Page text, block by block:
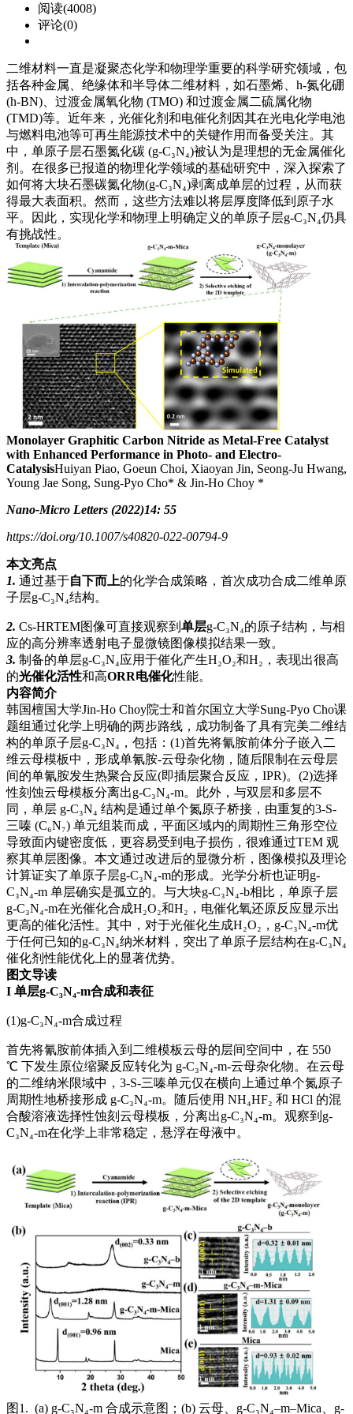
阅读(4008)
评论(0)
二维材料一直是凝聚态化学和物理学重要的科学研究领域，包
括各种金属、绝缘体和半导体二维材料，如石墨烯、h-氮化硼
(h-BN)、过渡金属氧化物 (TMO) 和过渡金属二硫属化物
(TMD)等。近年来，光催化剂和电催化剂因其在光电化学电池
与燃料电池等可再生能源技术中的关键作用而备受关注。其
中，单原子层石墨氮化碳 (g-C₃N₄)被认为是理想的无金属催化
剂。在很多已报道的物理化学领域的基础研究中，深入探索了
如何将大块石墨碳氮化物(g-C₃N₄)剥离成单层的过程，从而获
得最大表面积。然而，这些方法难以将层厚度降低到原子水
平。因此，实现化学和物理上明确定义的单原子层g-C₃N₄仍具
有挑战性。
Monolayer Graphitic Carbon Nitride as Metal-Free Catalyst
with Enhanced Performance in Photo- and Electro-
CatalysisHuiyan Piao, Goeun Choi, Xiaoyan Jin, Seong-Ju Hwang,
Young Jae Song, Sung-Pyo Cho* & Jin-Ho Choy *
Nano-Micro Letters (2022)14: 55
https://doi.org/10.1007/s40820-022-00794-9
本文亮点
1. 通过基于自下而上的化学合成策略，首次成功合成二维单原
子层g-C₃N₄结构。
2. Cs-HRTEM图像可直接观察到 单层g-C₃N₄的原子结构，与相
应的高分辨率透射电子显微镜图像模拟结果一致。
3. 制备的单层g-C₃N₄应用于催化产生H₂O₂和H₂，表现出很高
的光催化活性和高ORR电催化性能。
内容简介
韩国檀国大学Jin-Ho Choy院士和首尔国立大学Sung-Pyo Cho课
题组通过化学上明确的两步路线，成功制备了具有完美二维结
构的单原子层g-C₃N₄，包括：(1)首先将氰胺前体分子嵌入二
维云母模板中，形成单氰胺-云母杂化物，随后限制在云母层
间的单氰胺发生热聚合反应(即插层聚合反应，IPR)。(2)选择
性刻蚀云母模板分离出g-C₃N₄-m。此外，与双层和多层不
同，单层 g-C₃N₄ 结构是通过单个氮原子桥接，由重复的3-S-
三嗪 (C₆N₇) 单元组装而成，平面区域内的周期性三角形空位
导致面内键密度低，更容易受到电子损伤，很难通过TEM 观
察其单层图像。本文通过改进后的显微分析，图像模拟及理论
计算证实了单原子层g-C₃N₄-m的形成。光学分析也证明g-
C₃N₄-m 单层确实是孤立的。与大块g-C₃N₄-b相比，单原子层
g-C₃N₄-m在光催化合成H₂O₂和H₂，电催化氧还原反应显示出
更高的催化活性。其中，对于光催化生成H₂O₂，g-C₃N₄-m优
于任何已知的g-C₃N₄纳米材料，突出了单原子层结构在g-C₃N₄
催化剂性能优化上的显著优势。
图文导读
I 单层g-C₃N₄-m合成和表征
(1)g-C₃N₄-m合成过程
首先将氰胺前体插入到二维模板云母的层间空间中，在 550
℃ 下发生原位缩聚反应转化为 g-C₃N₄-m-云母杂化物。在云母
的二维纳米限域中，3-S-三嗪单元仅在横向上通过单个氮原子
周期性地桥接形成 g-C₃N₄-m。随后使用 NH₄HF₂ 和 HCl 的混
合酸溶液选择性蚀刻云母模板，分离出g-C₃N₄-m。观察到g-
C₃N₄-m在化学上非常稳定，悬浮在母液中。
图1. (a) g-C₃N₄-m 合成示意图；(b) 云母、g-C₃N₄–m–Mica、g-